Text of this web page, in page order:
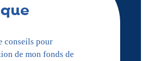
conseils pour
de mon fonds de